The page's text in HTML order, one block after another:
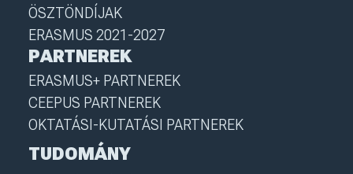
ÖSZTÖNDÍJAK
ERASMUS 2021-2027
PARTNEREK
ERASMUS+ PARTNEREK
CEEPUS PARTNEREK
OKTATÁSI-KUTATÁSI PARTNEREK
TUDOMÁNY